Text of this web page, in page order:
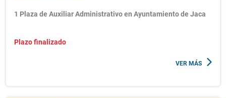
1 Plaza de Auxiliar Administrativo en Ayuntamiento de Jaca
Plazo finalizado
VER MÁS